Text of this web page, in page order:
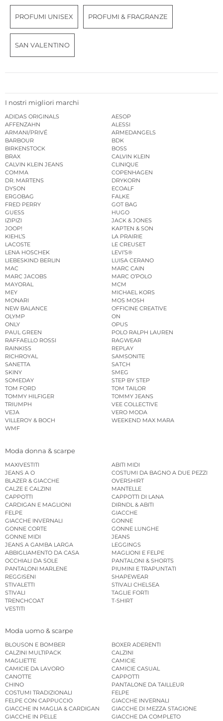
PROFUMI UNISEX PROFUMI & FRAGRANZE
SAN VALENTINO
I nostri migliori marchi
ADIDAS ORIGINALS
AESOP
AFFENZAHN
ALESSI
ARMANI/PRIVÉ
ARMEDANGELS
BARBOUR
BDK
BIRKENSTOCK
BOSS
BRAX
CALVIN KLEIN
CALVIN KLEIN JEANS
CLINIQUE
COMMA
COPENHAGEN
DR. MARTENS
DRYKORN
DYSON
ECOALF
ERGOBAG
FALKE
FRED PERRY
GOT BAG
GUESS
HUGO
IZIPIZI
JACK & JONES
JOOP!
KAPTEN & SON
KIEHL’S
LA PRAIRIE
LACOSTE
LE CREUSET
LENA HOSCHEK
LEVI’S®
LIEBESKIND BERLIN
LUISA CERANO
MAC
MARC CAIN
MARC JACOBS
MARC O’POLO
MAYORAL
MCM
MEY
MICHAEL KORS
MONARI
MOS MOSH
NEW BALANCE
OFFICINE CREATIVE
OLYMP
ON
ONLY
OPUS
PAUL GREEN
POLO RALPH LAUREN
RAFFAELLO ROSSI
RAGWEAR
RAINKISS
REPLAY
RICHROYAL
SAMSONITE
SANETTA
SATCH
SKINY
SMEG
SOMEDAY
STEP BY STEP
TOM FORD
TOM TAILOR
TOMMY HILFIGER
TOMMY JEANS
TRIUMPH
VEE COLLECTIVE
VEJA
VERO MODA
VILLEROY & BOCH
WEEKEND MAX MARA
WMF
Moda donna & scarpe
MAXIVESTITI
ABITI MIDI
JEANS A O
COSTUMI DA BAGNO A DUE PEZZI
BLAZER & GIACCHE
OVERSHIRT
CALZE E CALZINI
MANTELLE
CAPPOTTI
CAPPOTTI DI LANA
CARDIGAN E MAGLIONI
DIRNDL & ABITI
FELPE
GIACCHE
GIACCHE INVERNALI
GONNE
GONNE CORTE
GONNE LUNGHE
GONNE MIDI
JEANS
JEANS A GAMBA LARGA
LEGGINGS
ABBIGLIAMENTO DA CASA
MAGLIONI E FELPE
OCCHIALI DA SOLE
PANTALONI & SHORTS
PANTALONI MARLENE
PIUMINI E TRAPUNTATI
REGGISENI
SHAPEWEAR
STIVALETTI
STIVALI CHELSEA
STIVALI
TAGLIE FORTI
TRENCHCOAT
T-SHIRT
VESTITI
Moda uomo & scarpe
BLOUSON E BOMBER
BOXER ADERENTI
CALZINI MULTIPACK
CALZINI
MAGLIETTE
CAMICIE
CAMICIE DA LAVORO
CAMICIE CASUAL
CANOTTE
CAPPOTTI
CHINO
PANTALONE DA TAILLEUR
COSTUMI TRADIZIONALI
FELPE
FELPE CON CAPPUCCIO
GIACCHE INVERNALI
GIACCHE IN MAGLIA & CARDIGAN
GIACCHE DI MEZZA STAGIONE
GIACCHE IN PELLE
GIACCHE DA COMPLETO